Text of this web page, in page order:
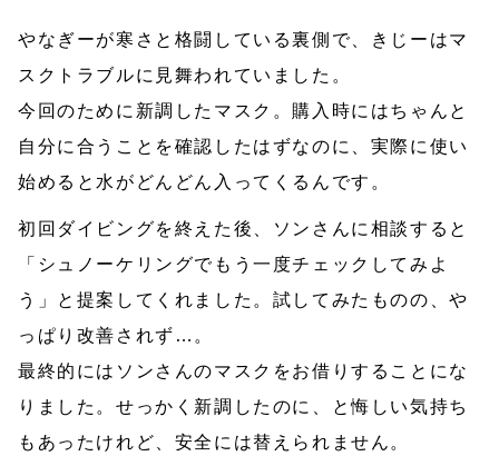
やなぎーが寒さと格闘している裏側で、きじーはマ
スクトラブルに見舞われていました。
今回のために新調したマスク。購入時にはちゃんと
自分に合うことを確認したはずなのに、実際に使い
始めると水がどんどん入ってくるんです。
初回ダイビングを終えた後、ソンさんに相談すると
「シュノーケリングでもう一度チェックしてみよ
う」と提案してくれました。試してみたものの、や
っぱり改善されず…。
最終的にはソンさんのマスクをお借りすることにな
りました。せっかく新調したのに、と悔しい気持ち
もあったけれど、安全には替えられません。